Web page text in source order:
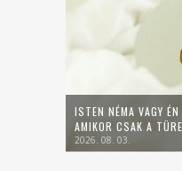
ISTEN NÉMA VAGY
AMIKOR CSAK A
2026. 08. 03.